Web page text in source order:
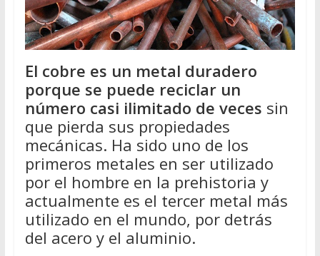
El cobre es un metal duradero
porque se puede reciclar un
número casi ilimitado de veces sin
que pierda sus propiedades
mecánicas. Ha sido uno de los
primeros metales en ser utilizado
por el hombre en la prehistoria y
actualmente es el tercer metal más
utilizado en el mundo, por detrás
del acero y el aluminio.